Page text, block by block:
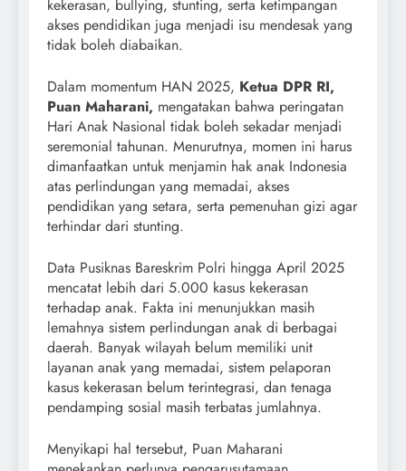
kekerasan, bullying, stunting, serta ketimpangan
akses pendidikan juga menjadi isu mendesak yang
tidak boleh diabaikan.
Dalam momentum HAN 2025, Ketua DPR RI,
Puan Maharani, mengatakan bahwa peringatan
Hari Anak Nasional tidak boleh sekadar menjadi
seremonial tahunan. Menurutnya, momen ini harus
dimanfaatkan untuk menjamin hak anak Indonesia
atas perlindungan yang memadai, akses
pendidikan yang setara, serta pemenuhan gizi agar
terhindar dari stunting.
Data Pusiknas Bareskrim Polri hingga April 2025
mencatat lebih dari 5.000 kasus kekerasan
terhadap anak. Fakta ini menunjukkan masih
lemahnya sistem perlindungan anak di berbagai
daerah. Banyak wilayah belum memiliki unit
layanan anak yang memadai, sistem pelaporan
kasus kekerasan belum terintegrasi, dan tenaga
pendamping sosial masih terbatas jumlahnya.
Menyikapi hal tersebut, Puan Maharani